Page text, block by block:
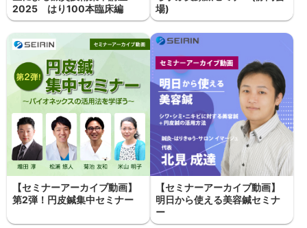
2025 はり100本臨床編
場)
【セミナーアーカイブ動画】
第2弾！円皮鍼集中セミナー
【セミナーアーカイブ動画】
明日から使える美容鍼セミナ
ー